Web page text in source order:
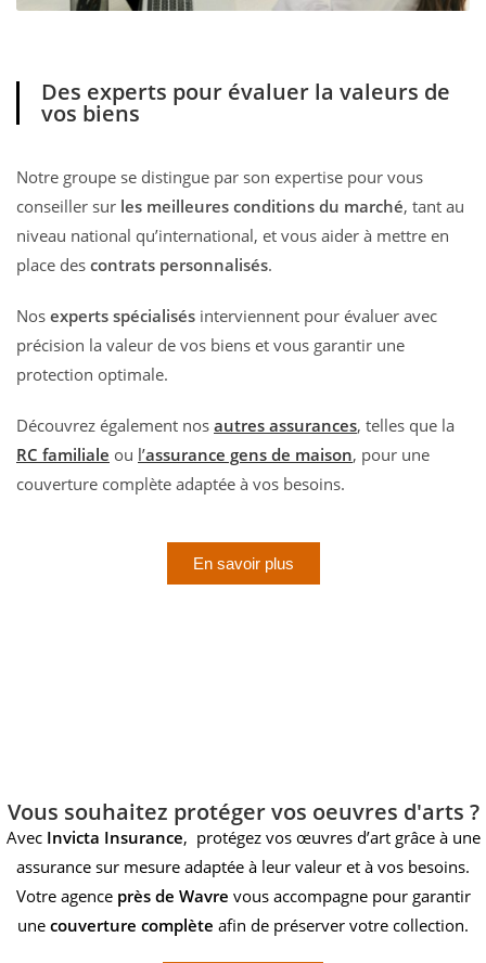
Des experts pour évaluer la valeurs de
vos biens
Notre groupe se distingue par son expertise pour vous
conseiller sur les meilleures conditions du marché, tant au
niveau national qu’international, et vous aider à mettre en
place des contrats personnalisés.
Nos experts spécialisés interviennent pour évaluer avec
précision la valeur de vos biens et vous garantir une
protection optimale.
Découvrez également nos autres assurances, telles que la
RC familiale ou l’assurance gens de maison, pour une
couverture complète adaptée à vos besoins.
En savoir plus
Vous souhaitez protéger vos oeuvres d'arts ?
Avec Invicta Insurance, protégez vos œuvres d’art grâce à une
assurance sur mesure adaptée à leur valeur et à vos besoins.
Votre agence près de Wavre vous accompagne pour garantir
une couverture complète afin de préserver votre collection.